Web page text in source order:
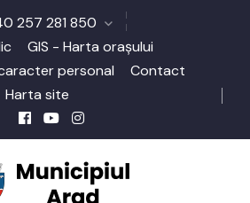
257 281 850
GIS - Harta orașului
personal
Contact
Harta site